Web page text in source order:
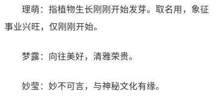
理萌：指植物生长刚刚开始发芽。取名用，象征
事业兴旺，仅刚刚开始。
梦露：向往美好，清雅荣贵。
妙莹：妙不可言，与神秘文化有缘。